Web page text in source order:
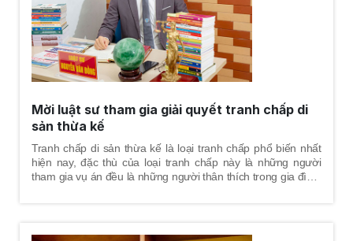
Mời luật sư tham gia giải quyết tranh chấp di
sản thừa kế
Tranh chấp di sản thừa kế là loại tranh chấp phổ biến nhất
hiện nay, đặc thù của loại tranh chấp này là những người
tham gia vụ án đều là những người thân thích trong gia đình.
mình.